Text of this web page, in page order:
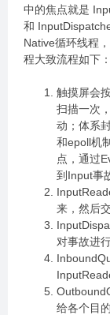
中的焦点就是
和
Native循环线程
程大致流程如下：
触摸屏会
扫描一次
动；体系
和epoll机
点，通过
到Input事
来，然后
对事故进
给各个目